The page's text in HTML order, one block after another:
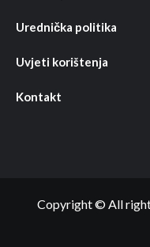
Urednička politika
Uvjeti korištenja
Kontakt
Copyright © All